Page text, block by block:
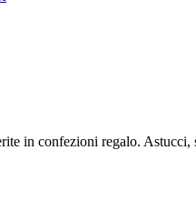
in confezioni regalo.